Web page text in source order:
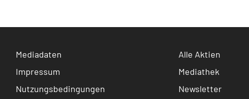
Mediadaten
Impressum
Nutzungsbedingungen
Alle Aktien
Mediathek
Newsletter